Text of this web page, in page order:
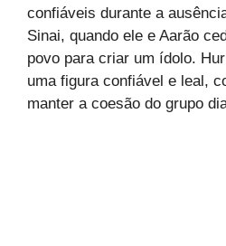
confiáveis durante a
Sinai, quando ele e Aarão
povo para criar um ídolo.
uma figura confiável e leal,
manter a coesão do grupo